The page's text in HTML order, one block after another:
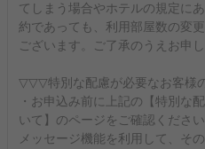
てしまう場合やホテルの規定に
約であっても、利用部屋数の変
ございます。ご了承のうえお申
▽▽▽特別な配慮が必要なお客様
・お申込み前に上記の【特別な
いて】のページをご確認くださ
メッセージ機能を利用して、そ